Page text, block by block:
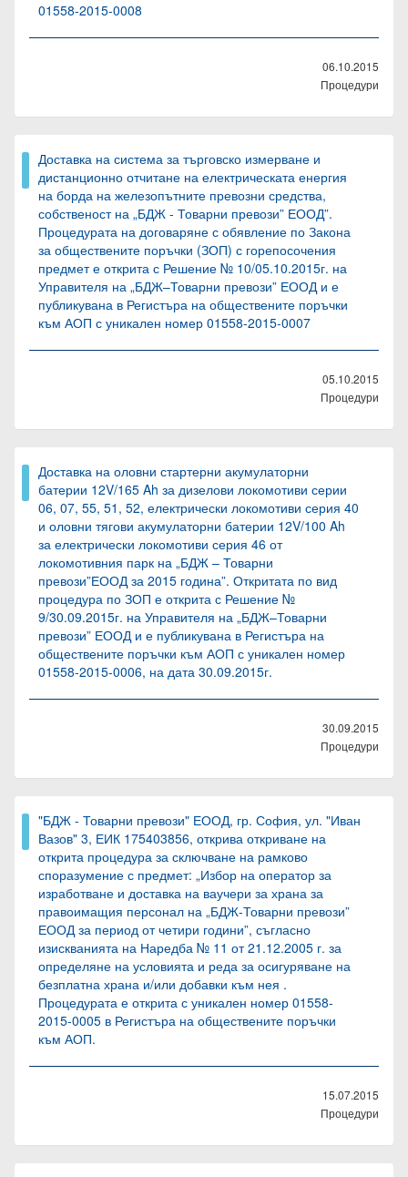
01558-2015-0008
06.10.2015
Процедури
Доставка на система за търговско измерване и
дистанционно отчитане на електрическата енергия
на борда на железопътните превозни средства,
собственост на „БДЖ - Товарни превози” ЕООД”.
Процедурата на договаряне с обявление по Закона
за обществените поръчки (ЗОП) с горепосочения
предмет е открита с Решение № 10/05.10.2015г. на
Управителя на „БДЖ–Товарни превози” ЕООД и е
публикувана в Регистъра на обществените поръчки
към АОП с уникален номер 01558-2015-0007
05.10.2015
Процедури
Доставка на оловни стартерни акумулаторни
батерии 12V/165 Ah за дизелови локомотиви серии
06, 07, 55, 51, 52, електрически локомотиви серия 40
и оловни тягови акумулаторни батерии 12V/100 Ah
за електрически локомотиви серия 46 от
локомотивния парк на „БДЖ – Товарни
превози”ЕООД за 2015 година”. Откритата по вид
процедура по ЗОП е открита с Решение №
9/30.09.2015г. на Управителя на „БДЖ–Товарни
превози” ЕООД и е публикувана в Регистъра на
обществените поръчки към АОП с уникален номер
01558-2015-0006, на дата 30.09.2015г.
30.09.2015
Процедури
"БДЖ - Товарни превози" ЕООД, гр. София, ул. "Иван
Вазов" 3, ЕИК 175403856, открива откриване на
открита процедура за сключване на рамково
споразумение с предмет: „Избор на оператор за
изработване и доставка на ваучери за храна за
правоимащия персонал на „БДЖ-Товарни превози”
ЕООД за период от четири години”, съгласно
изискванията на Наредба № 11 от 21.12.2005 г. за
определяне на условията и реда за осигуряване на
безплатна храна и/или добавки към нея .
Процедурата е открита с уникален номер 01558-
2015-0005 в Регистъра на обществените поръчки
към АОП.
15.07.2015
Процедури